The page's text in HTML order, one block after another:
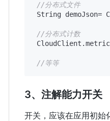
//分布式文件
String
//分布式计数
//等等
3、注解能力开关
开关，应该在应用初始